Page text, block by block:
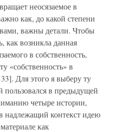
неосязаемое в
как, до какой степени
важны детали. Чтобы
как возникла данная
в собственность,
«собственность» в
Для этого я выберу ту
пользовался в предыдущей
четыре истории,
надлежащий контекст идею
как